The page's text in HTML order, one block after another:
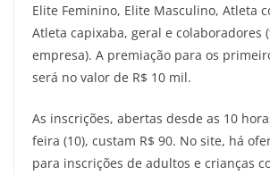
Elite Feminino, Elite Masculino, Atleta
Atleta capixaba, geral e colaboradores
empresa). A premiação para os
será no valor de R$ 10 mil.
As inscrições, abertas desde as 10
feira (10), custam R$ 90. No site, há
para inscrições de adultos e crianças